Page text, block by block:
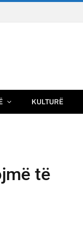
KULTURË
të